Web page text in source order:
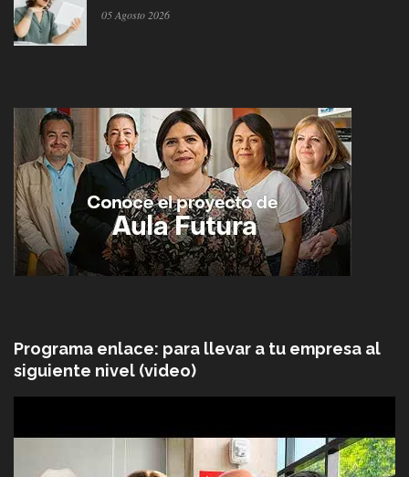
05 Agosto 2026
Programa enlace: para llevar a tu empresa al
siguiente nivel (video)